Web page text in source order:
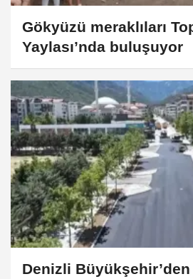
Gökyüzü meraklıları
Yaylası’nda buluşuyor
Denizli